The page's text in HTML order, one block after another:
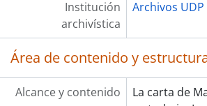
Institución
archivística
Archivos UDP
Área de contenido y
Alcance y contenido
La carta de